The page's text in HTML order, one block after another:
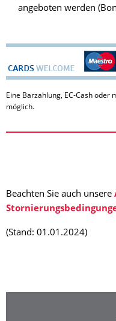
angeboten werden
Eine Barzahlung, EC-Cash
möglich.
Beachten Sie auch unsere
(Stand: 01.01.2024)